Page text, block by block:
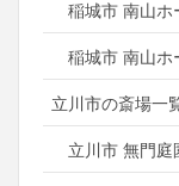
稲城市 南山ホ
稲城市 南山ホ
立川市の斎場一
立川市 無門